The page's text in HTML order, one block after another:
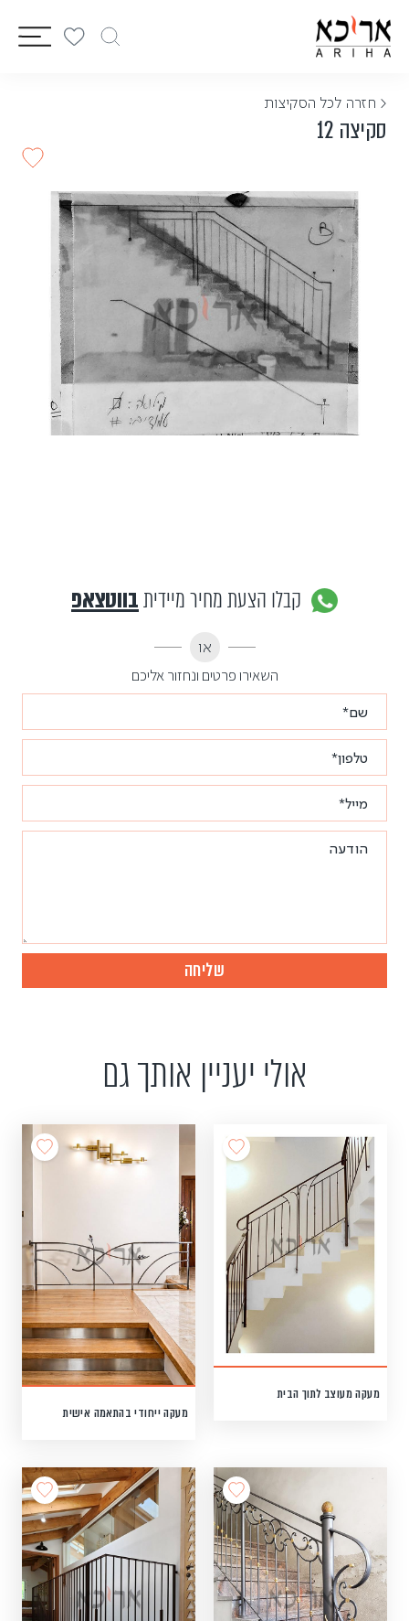
< חזרה לכל הסקיצות
סקיצה 12
קבלו הצעת מחיר מיידיתבווטצאפ
או
השאירו פרטים ונחזור אליכם
אולי יעניין אותך גם
מעקה מעוצב לתוך הבית
מעקה ייחודי בהתאמה אישית